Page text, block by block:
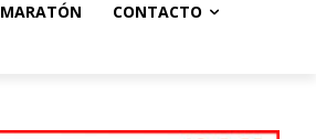
MARATÓN CONTACTO